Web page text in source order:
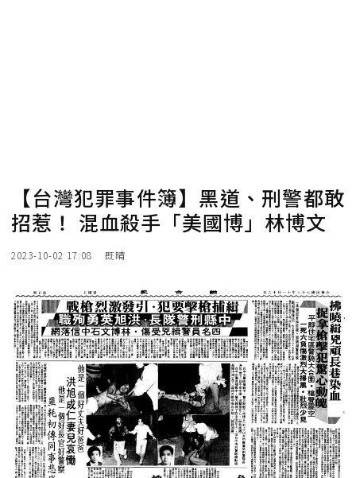
【台灣犯罪事件簿】黑道、刑警都敢
招惹！ 混血殺手「美國博」林博文
2023-10-02 17:08 既晴